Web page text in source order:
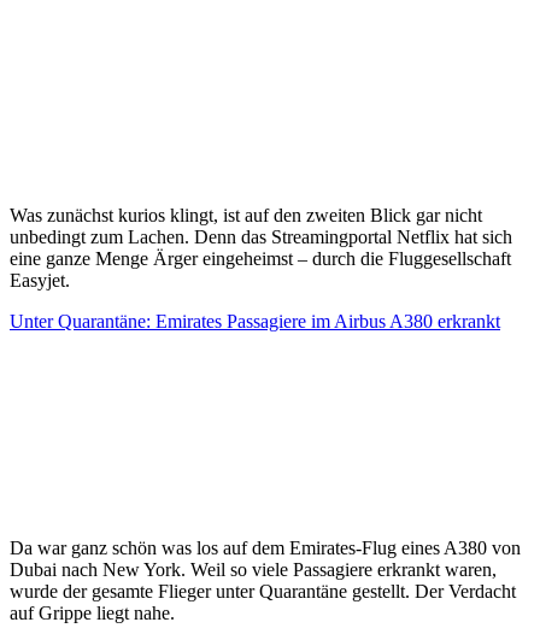
Was zunächst kurios klingt, ist auf den zweiten Blick gar nicht
unbedingt zum Lachen. Denn das Streamingportal Netflix hat sich
eine ganze Menge Ärger eingeheimst – durch die Fluggesellschaft
Easyjet.
Unter Quarantäne: Emirates Passagiere im Airbus A380 erkrankt
Da war ganz schön was los auf dem Emirates-Flug eines A380 von
Dubai nach New York. Weil so viele Passagiere erkrankt waren,
wurde der gesamte Flieger unter Quarantäne gestellt. Der Verdacht
auf Grippe liegt nahe.